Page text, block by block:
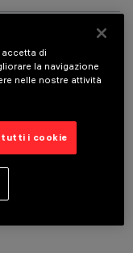
di
la navigazione
nelle nostre attività
i cookie